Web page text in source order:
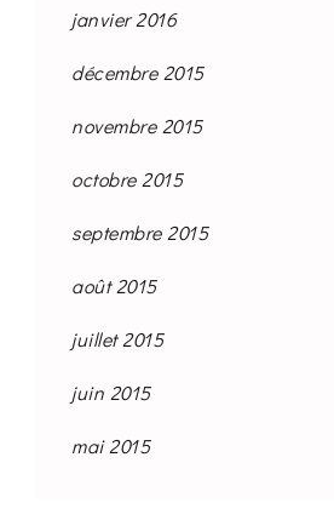
janvier 2016
décembre 2015
novembre 2015
octobre 2015
septembre 2015
août 2015
juillet 2015
juin 2015
mai 2015